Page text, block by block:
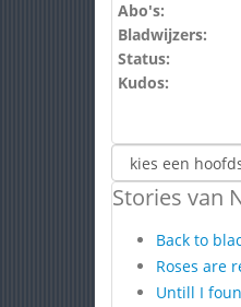
Abo's:
Bladwijzers:
Status:
Kudos:
Stories van
Back to
Roses are
Untill I